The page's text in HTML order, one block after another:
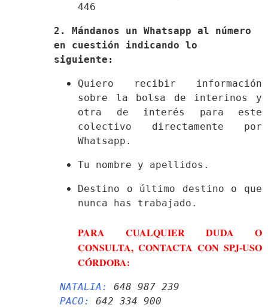
446
2. Mándanos un Whatsapp al número
en cuestión indicando lo
siguiente:
Quiero recibir información
sobre la bolsa de interinos y
otra de interés para este
colectivo directamente por
Whatsapp.
Tu nombre y apellidos.
Destino o último destino o que
PARA CUALQUIER DUDA O
CONSULTA, CONTACTA CON SPJ-USO
CÓRDOBA:
NATALIA:
648 987 239
PACO:
642 334 900